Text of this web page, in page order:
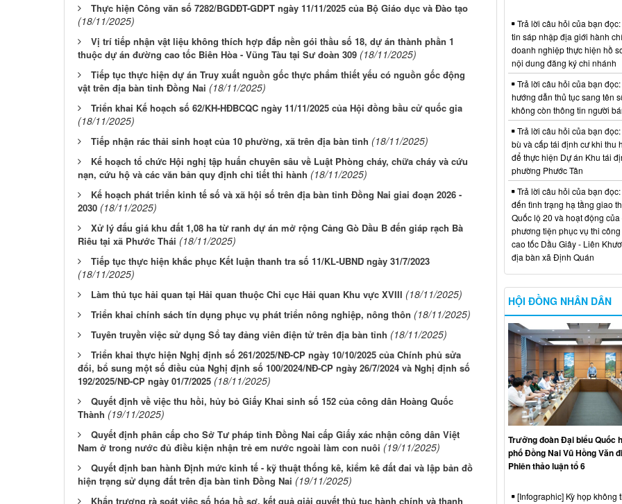
Thực hiện Công văn số 7282/BGDĐT-GDPT ngày 11/11/2025 của Bộ Giáo dục và Đào tạo
(18/11/2025)
Vị trí tiếp nhận vật liệu không thích hợp đắp nền gói thầu số 18, dự án thành phần 1
thuộc dự án đường cao tốc Biên Hòa - Vũng Tàu tại Sư đoàn 309 (18/11/2025)
Tiếp tục thực hiện dự án Truy xuất nguồn gốc thực phẩm thiết yếu có nguồn gốc động
vật trên địa bàn tỉnh Đồng Nai (18/11/2025)
Triển khai Kế hoạch số 62/KH-HĐBCQC ngày 11/11/2025 của Hội đồng bầu cử quốc gia
(18/11/2025)
Tiếp nhận rác thải sinh hoạt của 10 phường, xã trên địa bàn tỉnh (18/11/2025)
Kế hoạch tổ chức Hội nghị tập huấn chuyên sâu về Luật Phòng cháy, chữa cháy và cứu
nạn, cứu hộ và các văn bản quy định chi tiết thi hành (18/11/2025)
Kế hoạch phát triển kinh tế số và xã hội số trên địa bàn tỉnh Đồng Nai giai đoạn 2026 -
2030 (18/11/2025)
Xử lý đấu giá khu đất 1,08 ha từ ranh dự án mở rộng Cảng Gò Dầu B đến giáp rạch Bà
Riêu tại xã Phước Thái (18/11/2025)
Tiếp tục thực hiện khắc phục Kết luận thanh tra số 11/KL-UBND ngày 31/7/2023
(18/11/2025)
Làm thủ tục hải quan tại Hải quan thuộc Chi cục Hải quan Khu vực XVIII (18/11/2025)
Triển khai chính sách tín dụng phục vụ phát triển nông nghiệp, nông thôn (18/11/2025)
Tuyên truyền việc sử dụng Sổ tay đảng viên điện tử trên địa bàn tỉnh (18/11/2025)
Triển khai thực hiện Nghị định số 261/2025/NĐ-CP ngày 10/10/2025 của Chính phủ sửa
đổi, bổ sung một số điều của Nghị định số 100/2024/NĐ-CP ngày 26/7/2024 và Nghị định số
192/2025/NĐ-CP ngày 01/7/2025 (18/11/2025)
Quyết định về việc thu hồi, hủy bỏ Giấy Khai sinh số 152 của công dân Hoàng Quốc
Thành (19/11/2025)
Quyết định phân cấp cho Sở Tư pháp tỉnh Đồng Nai cấp Giấy xác nhận công dân Việt
Nam ở trong nước đủ điều kiện nhận trẻ em nước ngoài làm con nuôi (19/11/2025)
Quyết định ban hành Định mức kinh tế - kỹ thuật thống kê, kiểm kê đất đai và lập bản đồ
hiện trạng sử dụng đất trên địa bàn tỉnh Đồng Nai (19/11/2025)
Khẩn trương rà soát việc số hóa hồ sơ, kết quả giải quyết thủ tục hành chính và thanh
Trả lời câu hỏi của bạn
tin sáp nhập địa giới hành
doanh nghiệp thực hiện hồ
nội dung đăng ký chi nhánh
Trả lời câu hỏi của bạn
hướng dẫn thủ tục sang tên
không còn thông tin người
Trả lời câu hỏi của bạn
bù và cấp tái định cư khi thu
để thực hiện Dự án Khu tái
phường Phước Tân
Trả lời câu hỏi của bạn
đến tình trạng hạ tầng giao
Quốc lộ 20 và hoạt động của
phương tiện phục vụ thi
cao tốc Dầu Giây - Liên
địa bàn xã Định Quán
HỘI ĐỒNG NHÂN DÂN
Trưởng đoàn Đại biểu Quốc
phố Đồng Nai Vũ Hồng Văn
Phiên thảo luận tổ 6
[Infographic] Kỳ họp không